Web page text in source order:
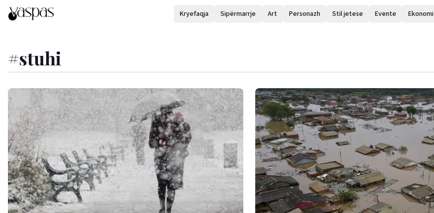
Kryefaqja Sipërmarrje Art Personazh Stil jetese Evente Ekonomi
#stuhi